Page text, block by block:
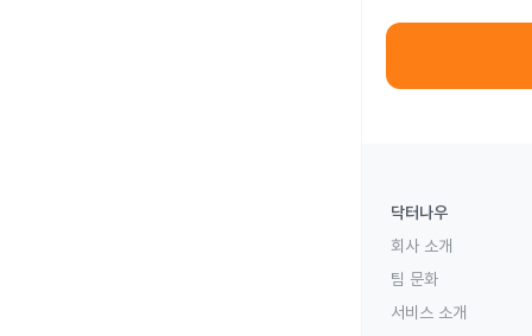
닥터나우
회사 소개
팀 문화
서비스 소개